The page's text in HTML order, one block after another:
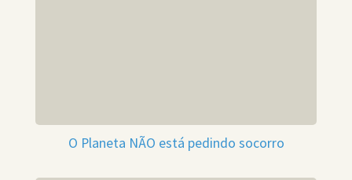
O Planeta NÃO está pedindo socorro